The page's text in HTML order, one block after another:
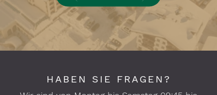
HABEN SIE FRAGEN?